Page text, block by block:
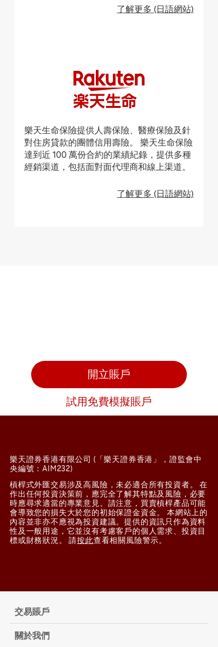
了解更多 (日語網站)
樂天生命保險提供人壽保險、醫療保險及針
對住房貸款的團體信用壽險。 樂天生命保險
達到近 100 萬份合約的業績紀錄，提供多種
經銷渠道，包括面對面代理商和線上渠道。
了解更多 (日語網站)
開立賬戶
試用免費模擬賬戶
樂天證券香港有限公司 (「樂天證券香港」，證監會中
央編號：AIM232)
槓桿式外匯交易涉及高風險，未必適合所有投資者。 在
作出任何投資決策前，應完全了解其特點及風險，必要
時應尋求適當的專業意見。請注意，買賣槓桿產品可能
會導致您的損失大於您的初始保證金資金。 本網站上的
內容並非亦不應視為投資建議。提供的資訊只作為資料
性及一般用途，它並沒有考慮客戶的個人需求、投資目
標或財務狀況。 請按此查看相關風險警示。
交易賬戶
關於我們